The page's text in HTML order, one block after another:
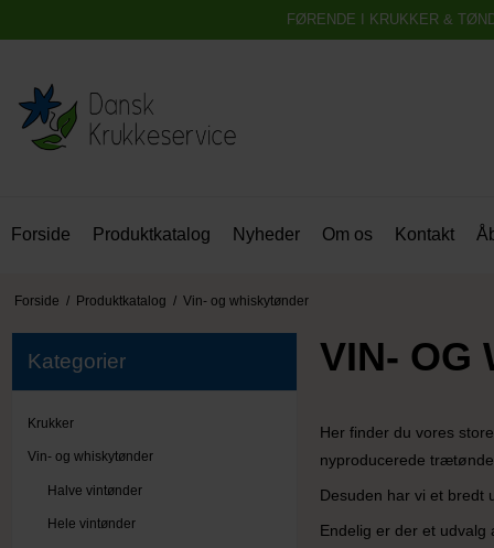
FØRENDE I KRUKKER &
Forside Produktkatalog Nyheder Om os Kontakt
Forside / Produktkatalog / Vin- og whiskytønder
Kategorier
Krukker
Vin- og whiskytønder
Halve vintønder
Hele vintønder
VIN- OG
Her finder du vores
nyproducerede
Desuden har vi et bredt
Endelig er der et udvalg